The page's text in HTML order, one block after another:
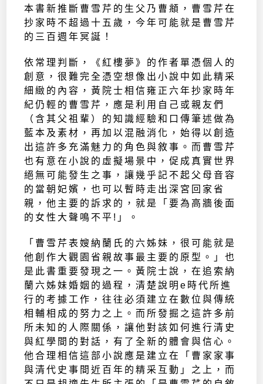
本書新推斷曹雪芹的生父乃曹頫，曹雪芹在
抄家時不超過十五歲，今年可能就是曹雪芹
的三百週年冥誕！
依常理判斷，《紅樓夢》的作者單憑個人的
創意，很難完全憑空想像出小說中如此精采
細緻的內容，黃院士相信雍正六年抄家時年
紀仍輕的曹雪芹，應是利用自己或親友們
（含其父祖輩）的知識經驗和口傳筆述做為
藍本及素材，再加以混融消化，始得以創造
出這許多充滿魅力的角色與敘事。而曹雪芹
也有意在小說的虛擬場景中，促成真實世界
絕無可能發生之事，讓幾乎記不起父母音容
的當朝妃嬪，也可以暫時走出深宮回家省
親，他主要的訴求的，就是「要為高牆後面
的女性大聲鳴不平!」。
「曹雪芹表嫂納蘭氏的六姊妹，很可能就是
他創作大觀園省親故事最主要的原型。」也
是此書重要發現之一。黃院士說，在追索納
蘭六姊妹婚姻的過程，清楚說明e時代所進
行的考據工作，往往必須建立在數位與傳統
相輔相成的努力之上。而所發掘之這許多前
所未知的人際關係，讓他對該如何進行清史
與紅學間的對話，有了全新的體會與信心。
他合理相信這部小說應是建立在「曹家家事
與清代史事間近百年的精采互動」之上，而